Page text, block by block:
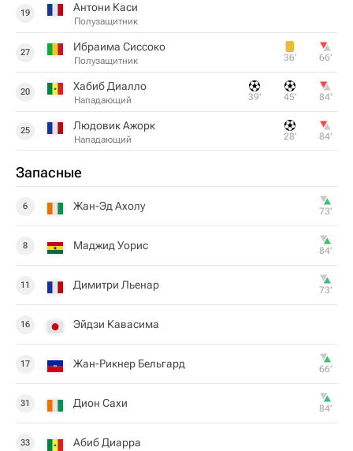
19 Антони Каси
Полузащитник
27 Ибраима Сиссоко
Полузащитник 36‎’‎ 66‎’‎
20 Хабиб Диалло
Нападающий 39‎’‎ 45‎’‎ 84‎’‎
25 Людовик Ажорк
Нападающий 28‎’‎ 84‎’‎
Запасные
6 Жан-Эд Ахолу 73‎’‎
8 Маджид Уорис 84‎’‎
11 Димитри Льенар 73‎’‎
16 Эйдзи Кавасима
17 Жан-Рикнер Бельгард 66‎’‎
31 Дион Сахи 84‎’‎
33 Абиб Диарра